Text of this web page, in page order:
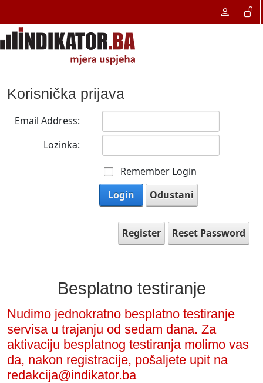
Korisnička prijava
Email Address:
Lozinka:
Remember Login
Login
Odustani
Register Reset Password
Besplatno testiranje
Nudimo jednokratno besplatno testiranje
servisa u trajanju od sedam dana. Za
aktivaciju besplatnog testiranja molimo vas
da, nakon registracije, pošaljete upit na
redakcija@indikator.ba